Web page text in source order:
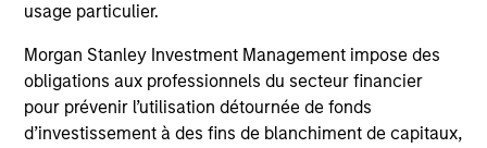
usage particulier.
Morgan Stanley Investment Management impose des
obligations aux professionnels du secteur financier
pour prévenir l’utilisation détournée de fonds
d’investissement à des fins de blanchiment de capitaux,
Investment Approach